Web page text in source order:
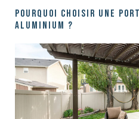
Pourquoi choisir une
aluminium ?